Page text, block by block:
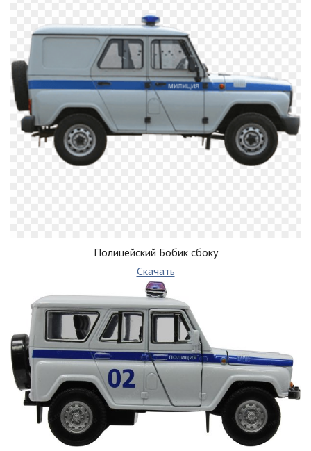
Полицейский Бобик сбоку
Скачать